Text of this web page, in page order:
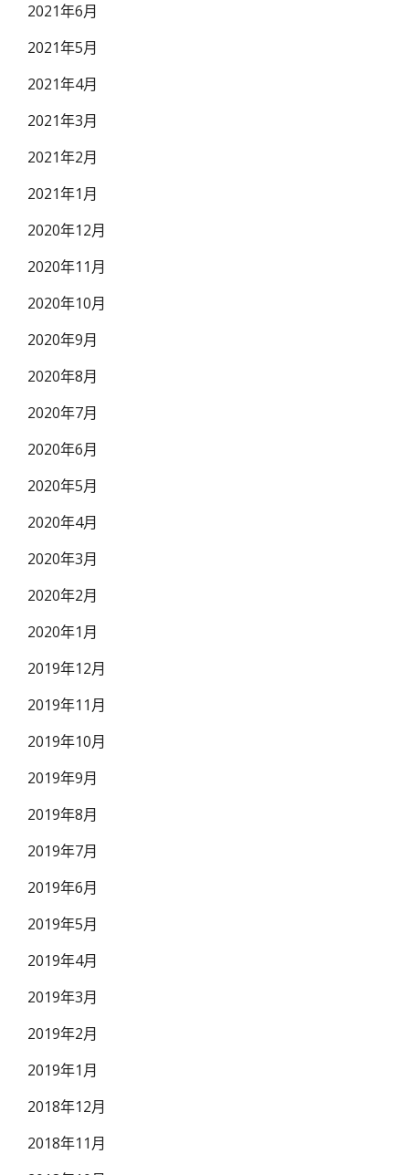
2021年6月
2021年5月
2021年4月
2021年3月
2021年2月
2021年1月
2020年12月
2020年11月
2020年10月
2020年9月
2020年8月
2020年7月
2020年6月
2020年5月
2020年4月
2020年3月
2020年2月
2020年1月
2019年12月
2019年11月
2019年10月
2019年9月
2019年8月
2019年7月
2019年6月
2019年5月
2019年4月
2019年3月
2019年2月
2019年1月
2018年12月
2018年11月